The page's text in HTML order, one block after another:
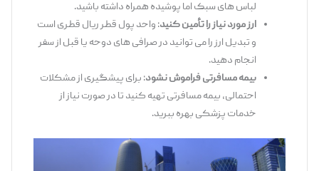
لباس ‌های سبک اما پوشیده همراه داشته باشید.
ارز مورد نیاز را تأمین کنید: واحد پول قطر ریال قطری است
و تبدیل ارز را می ‌توانید در صرافی‌ های دوحه یا قبل از سفر
انجام دهید.
بیمه مسافرتی فراموش نشود: برای پیشگیری از مشکلات
احتمالی، بیمه مسافرتی تهیه کنید تا در صورت نیاز از
خدمات پزشکی بهره ببرید.